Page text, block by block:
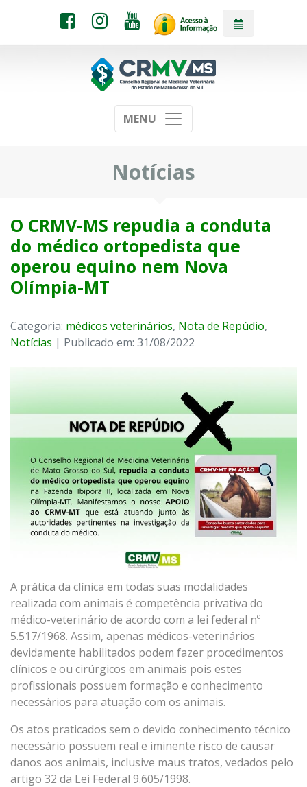
MENU
Notícias
O CRMV-MS repudia a conduta
do médico ortopedista que
operou equino nem Nova
Olímpia-MT
Categoria: médicos veterinários, Nota de Repúdio,
Notícias | Publicado em: 31/08/2022
A prática da clínica em todas suas modalidades
realizada com animais é competência privativa do
médico-veterinário de acordo com a lei federal nº
5.517/1968. Assim, apenas médicos-veterinários
devidamente habilitados podem fazer procedimentos
clínicos e ou cirúrgicos em animais pois estes
profissionais possuem formação e conhecimento
necessários para atuação com os animais.
Os atos praticados sem o devido conhecimento técnico
necessário possuem real e iminente risco de causar
danos aos animais, inclusive maus tratos, vedados pelo
artigo 32 da Lei Federal 9.605/1998.